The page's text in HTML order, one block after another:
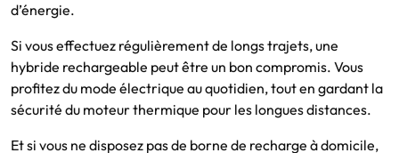
d’énergie.
Si vous effectuez régulièrement de longs trajets, une
hybride rechargeable peut être un bon compromis. Vous
profitez du mode électrique au quotidien, tout en gardant la
sécurité du moteur thermique pour les longues distances.
Et si vous ne disposez pas de borne de recharge à domicile,